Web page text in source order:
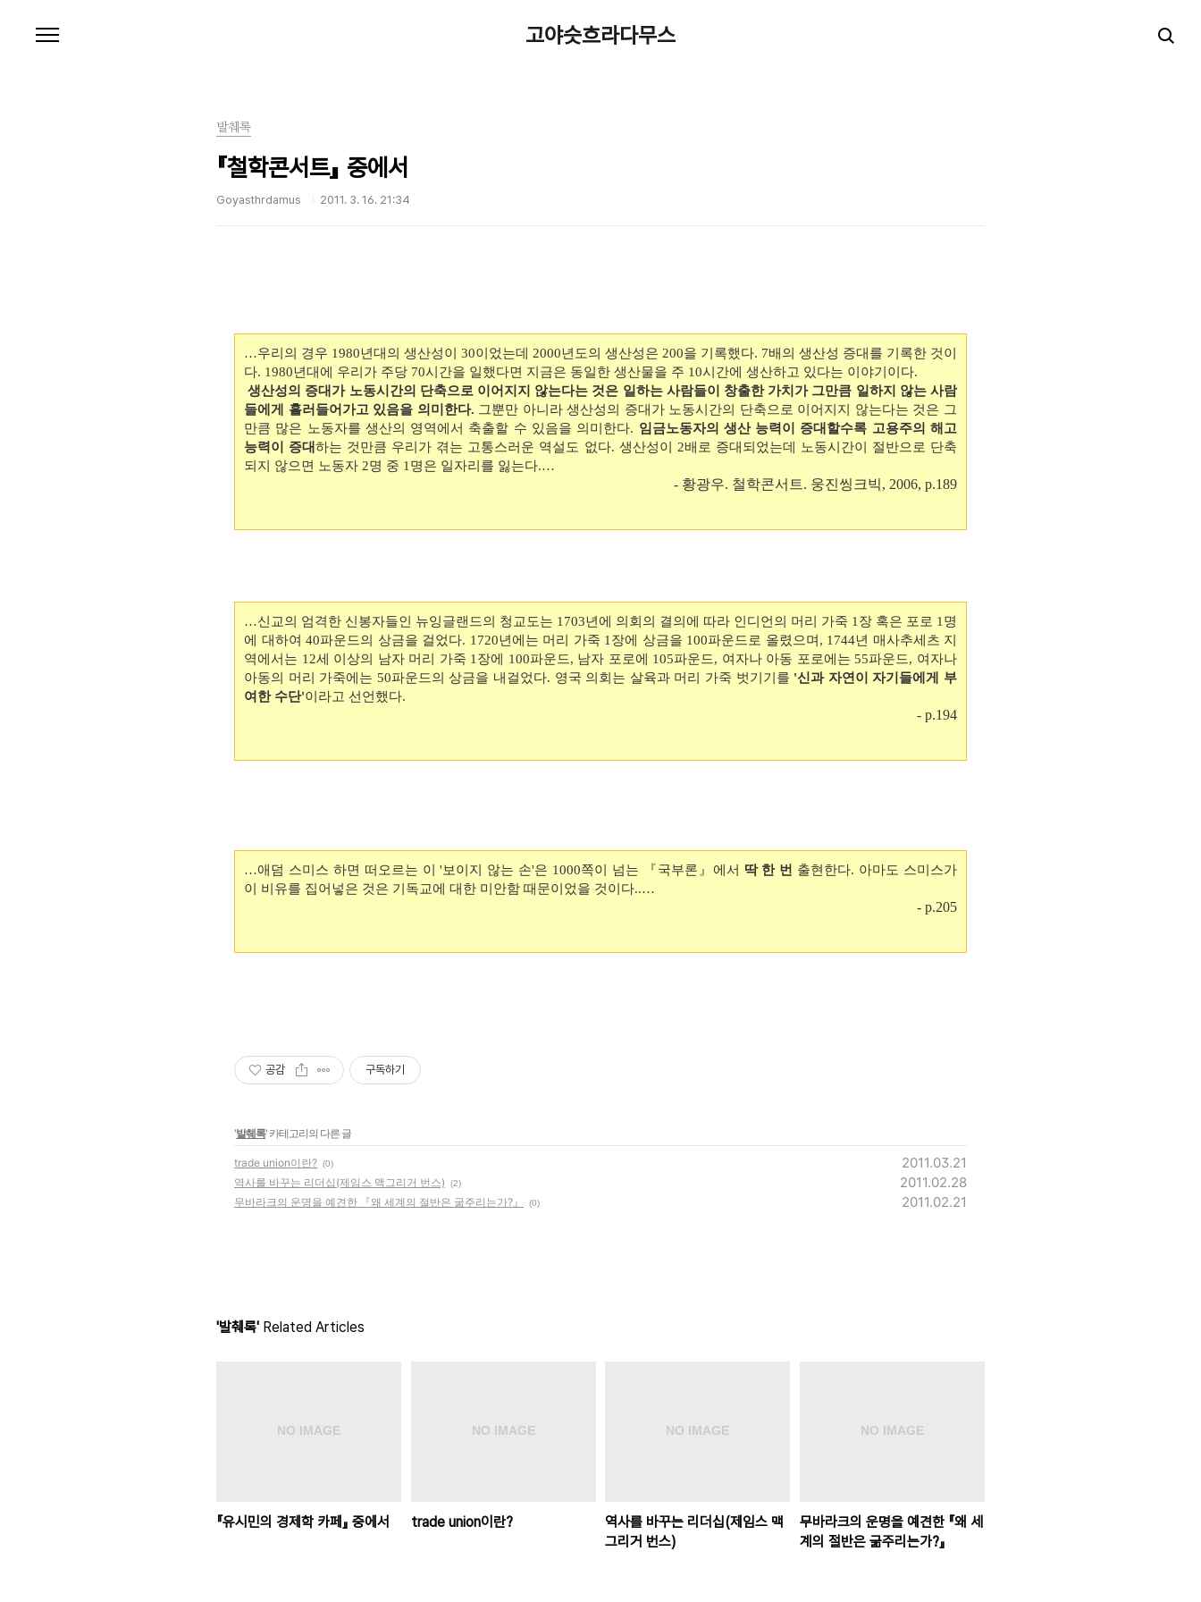
고야슷흐라다무스
발췌록
『철학콘서트』 중에서
Goyasthrdamus 2011. 3. 16. 21:34
…우리의 경우 1980년대의 생산성이 30이었는데 2000년도의 생산성은 200을 기록했다. 7배의 생산성 증대를 기록한 것이
다. 1980년대에 우리가 주당 70시간을 일했다면 지금은 동일한 생산물을 주 10시간에 생산하고 있다는 이야기이다.
생산성의 증대가 노동시간의 단축으로 이어지지 않는다는 것은 일하는 사람들이 창출한 가치가 그만큼 일하지 않는 사람
들에게 흘러들어가고 있음을 의미한다. 그뿐만 아니라 생산성의 증대가 노동시간의 단축으로 이어지지 않는다는 것은 그
만큼 많은 노동자를 생산의 영역에서 축출할 수 있음을 의미한다. 임금노동자의 생산 능력이 증대할수록 고용주의 해고
능력이 증대하는 것만큼 우리가 겪는 고통스러운 역설도 없다. 생산성이 2배로 증대되었는데 노동시간이 절반으로 단축
되지 않으면 노동자 2명 중 1명은 일자리를 잃는다.…
- 황광우. 철학콘서트. 웅진씽크빅, 2006, p.189
…신교의 엄격한 신봉자들인 뉴잉글랜드의 청교도는 1703년에 의회의 결의에 따라 인디언의 머리 가죽 1장 혹은 포로 1명
에 대하여 40파운드의 상금을 걸었다. 1720년에는 머리 가죽 1장에 상금을 100파운드로 올렸으며, 1744년 매사추세츠 지
역에서는 12세 이상의 남자 머리 가죽 1장에 100파운드, 남자 포로에 105파운드, 여자나 아동 포로에는 55파운드, 여자나
아동의 머리 가죽에는 50파운드의 상금을 내걸었다. 영국 의회는 살육과 머리 가죽 벗기기를 '신과 자연이 자기들에게 부
여한 수단'이라고 선언했다.
- p.194
…애덤 스미스 하면 떠오르는 이 '보이지 않는 손'은 1000쪽이 넘는 『국부론』에서 딱 한 번 출현한다. 아마도 스미스가
이 비유를 집어넣은 것은 기독교에 대한 미안함 때문이었을 것이다..…
- p.205
공감 구독하기
'발췌록' 카테고리의 다른 글
trade union이란? (0) 2011.03.21
역사를 바꾸는 리더십(제임스 맥그리거 번스) (2) 2011.02.28
무바라크의 운명을 예견한 『왜 세계의 절반은 굶주리는가?』 (0) 2011.02.21
'발췌록' Related Articles
『유시민의 경제학 카페』 중에서 trade union이란?
역사를 바꾸는 리더십(제임스 맥
그리거 번스)
무바라크의 운명을 예견한 『왜 세
계의 절반은 굶주리는가?』